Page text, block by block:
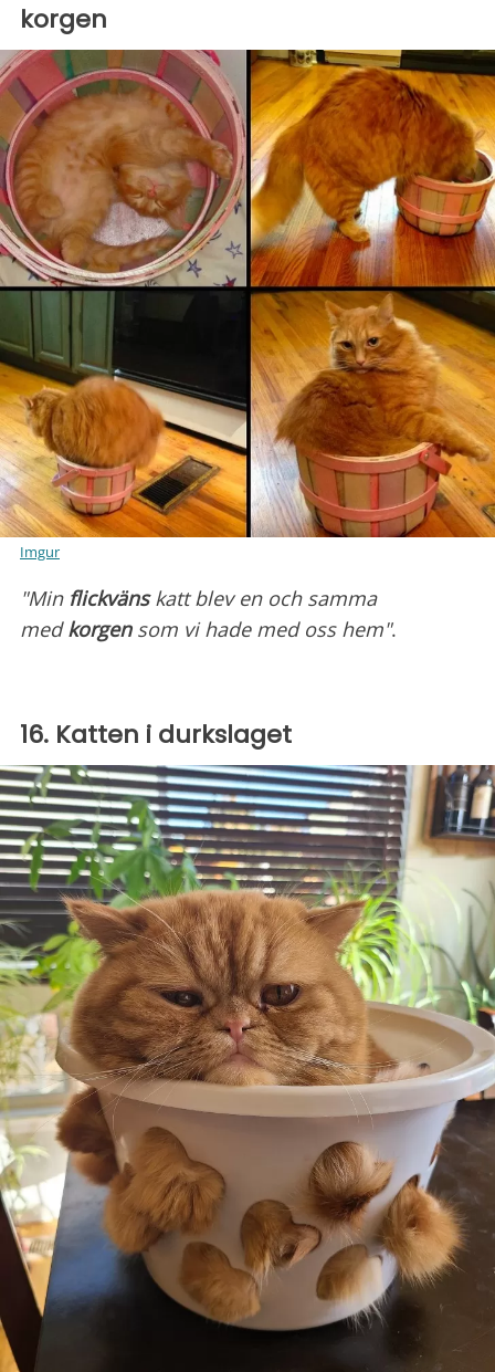
korgen
Imgur
"Min flickvänskatt blev en och samma
medkorgensom vi hade med oss hem".
16. Katten i durkslaget